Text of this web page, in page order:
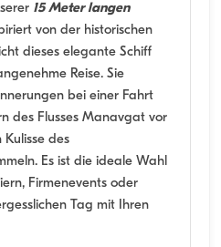
15 Meter langen
von der historischen
dieses elegante Schiff
Reise. Sie
bei einer Fahrt
des Flusses Manavgat vor
des
Es ist die ideale Wahl
Firmenevents oder
Tag mit Ihren